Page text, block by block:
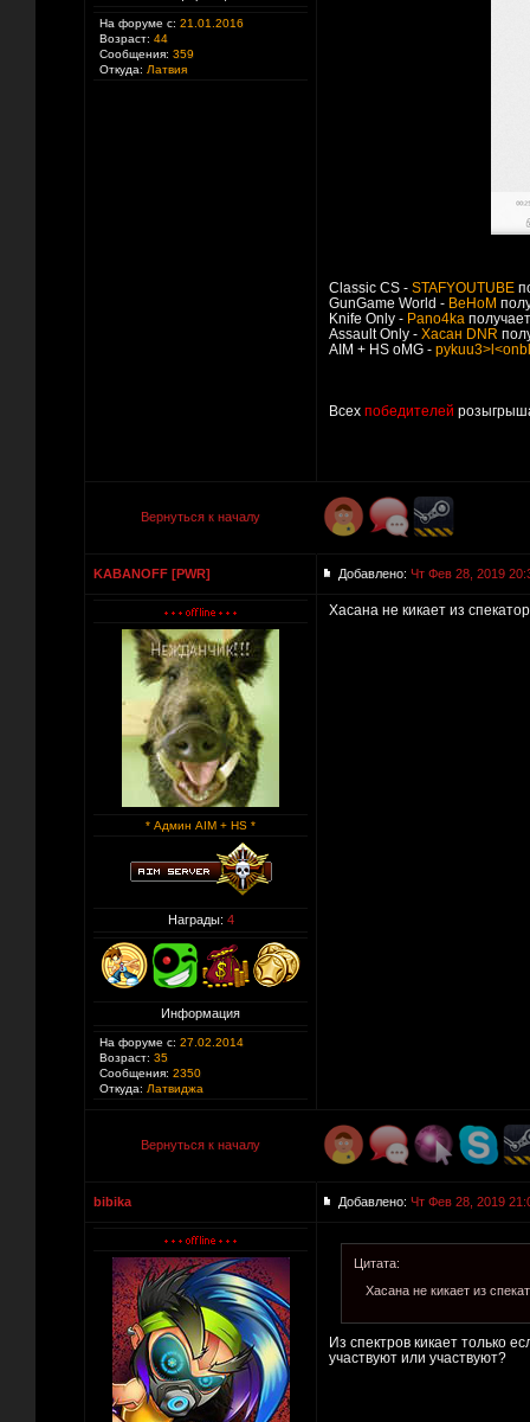
На форуме с: 21.01.2016
Возраст: 44
Сообщения: 359
Откуда: Латвия
Classic CS - STAFYOUTUBE
GunGame World - BeHoM
Knife Only - Pano4ka
Assault Only - Хасан DNR
AIM + HS oMG -
Всех победителей
Вернуться к началу
KABANOFF [PWR] Добавлено: Чт Фев 28, 2019
* Админ AIM + HS *
Награды: 4
Информация
На форуме с: 27.02.2014
Возраст: 35
Сообщения: 2350
Откуда: Латвиджа
Хасана не кикает из
Вернуться к началу
bibika Добавлено: Чт Фев 28, 2019
Цитата:
Хасана не кикает из
Из спектров кикает только
участвуют или участвуют?